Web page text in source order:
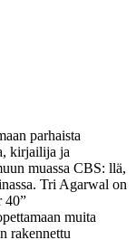
parhaista
kirjailija ja
muassa CBS: llä,
Tri Agarwal on
40”
muita
rakennettu